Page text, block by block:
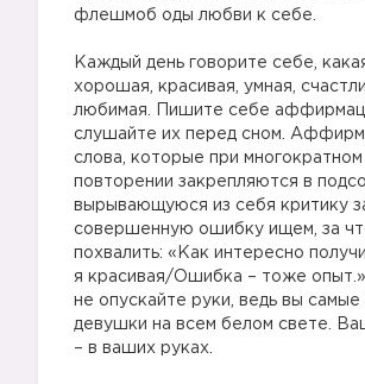
флешмоб оды любви к себе.
Каждый день говорите себе,
хорошая, красивая, умная,
любимая. Пишите себе
слушайте их перед сном.
слова, которые при многократном
повторении закрепляются в
вырывающуюся из себя критику
совершенную ошибку ищем, за
похвалить: «Как интересно
я красивая/Ошибка – тоже опыт.»
не опускайте руки, ведь вы
девушки на всем белом свете.
– в ваших руках.